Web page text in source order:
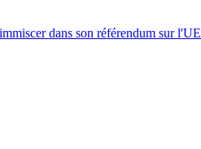
dans son référendum sur l'UE